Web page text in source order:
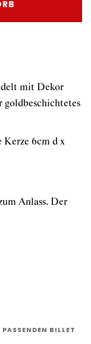
mit Dekor
goldbeschichtetes
Kerze 6cm d x
Anlass. Der
BILLET